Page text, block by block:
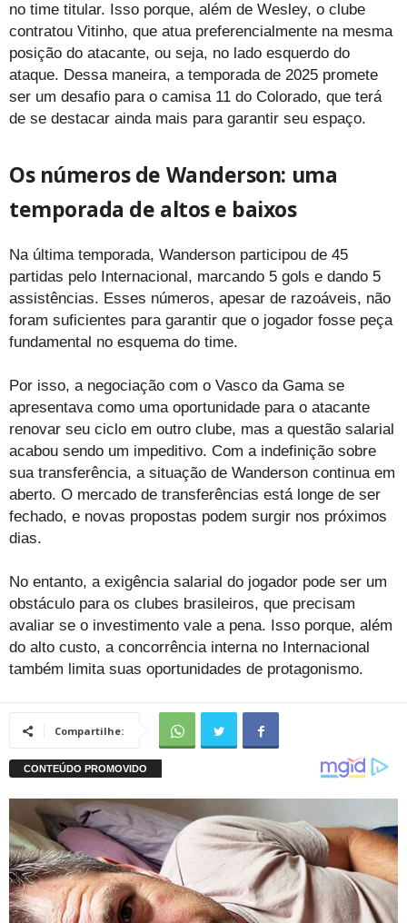
no time titular. Isso porque, além de Wesley, o clube
contratou Vitinho, que atua preferencialmente na mesma
posição do atacante, ou seja, no lado esquerdo do
ataque. Dessa maneira, a temporada de 2025 promete
ser um desafio para o camisa 11 do Colorado, que terá
de se destacar ainda mais para garantir seu espaço.
Os números de Wanderson: uma
temporada de altos e baixos
Na última temporada, Wanderson participou de 45
partidas pelo Internacional, marcando 5 gols e dando 5
assistências. Esses números, apesar de razoáveis, não
foram suficientes para garantir que o jogador fosse peça
fundamental no esquema do time.
Por isso, a negociação com o Vasco da Gama se
apresentava como uma oportunidade para o atacante
renovar seu ciclo em outro clube, mas a questão salarial
acabou sendo um impeditivo. Com a indefinição sobre
sua transferência, a situação de Wanderson continua em
aberto. O mercado de transferências está longe de ser
fechado, e novas propostas podem surgir nos próximos
dias.
No entanto, a exigência salarial do jogador pode ser um
obstáculo para os clubes brasileiros, que precisam
avaliar se o investimento vale a pena. Isso porque, além
do alto custo, a concorrência interna no Internacional
também limita suas oportunidades de protagonismo.
Compartilhe: